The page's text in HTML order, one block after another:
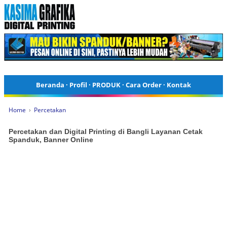
Beranda · Profil · PRODUK· Cara Order· Kontak
Home › Percetakan
Percetakan dan Digital Printing di Bangli Layanan Cetak
Spanduk, Banner Online